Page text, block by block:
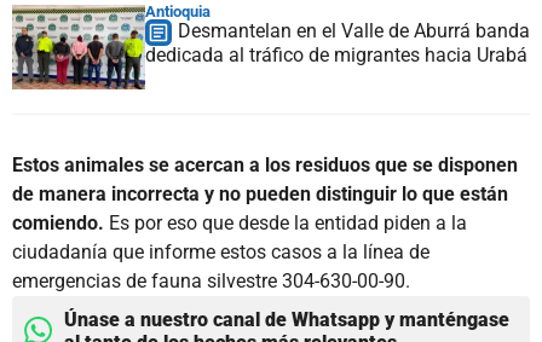
Antioquia
Desmantelan en el Valle de Aburrá banda
dedicada al tráfico de migrantes hacia Urabá
Estos animales se acercan a los residuos que se disponen
de manera incorrecta y no pueden distinguir lo que están
comiendo. Es por eso que desde la entidad piden a la
ciudadanía que informe estos casos a la línea de
emergencias de fauna silvestre 304-630-00-90.
Únase a nuestro canal de Whatsapp y manténgase